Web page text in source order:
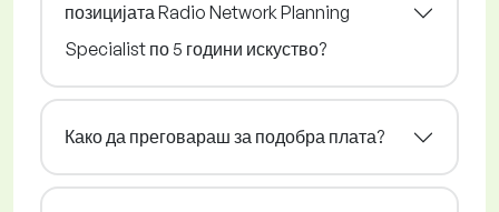
позицијата Radio Network Planning
Specialist по 5 години искуство?
Како да преговараш за подобра плата?